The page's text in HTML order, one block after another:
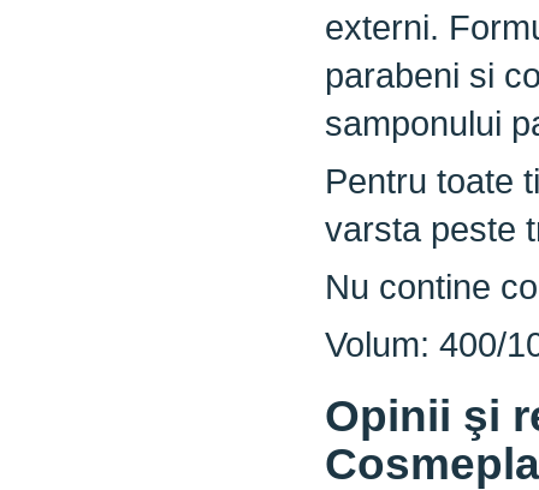
externi.
parabeni si
samponului
Pentru toate
varsta peste
Nu contine
Volum: 400/
Opinii şi